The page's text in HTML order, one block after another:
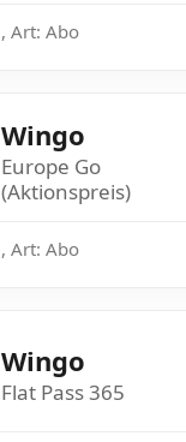
Art: Abo
Wingo
Europe Go
(Aktionspreis)
Art: Abo
Wingo
Flat Pass 365